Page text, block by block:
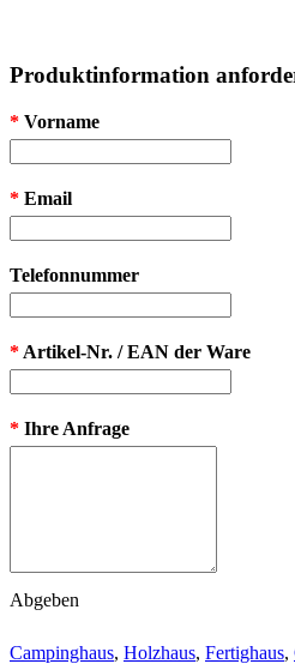
Produktinformation
* Vorname
* Email
Telefonnummer
* Artikel-Nr. / EAN der Ware
* Ihre Anfrage
Abgeben
Campinghaus, Holzhaus, Fertighaus,